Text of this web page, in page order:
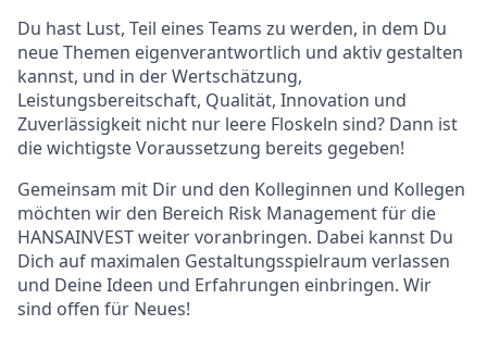
Du hast Lust, Teil eines Teams zu werden, in dem Du
neue Themen eigenverantwortlich und aktiv gestalten
kannst, und in der Wertschätzung,
Leistungsbereitschaft, Qualität, Innovation und
Zuverlässigkeit nicht nur leere Floskeln sind? Dann ist
die wichtigste Voraussetzung bereits gegeben!
Gemeinsam mit Dir und den Kolleginnen und Kollegen
möchten wir den Bereich Risk Management für die
HANSAINVEST weiter voranbringen. Dabei kannst Du
Dich auf maximalen Gestaltungsspielraum verlassen
und Deine Ideen und Erfahrungen einbringen. Wir
sind offen für Neues!